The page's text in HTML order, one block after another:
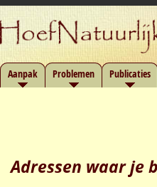
Aanpak Problemen Publicaties
Adressen waar je